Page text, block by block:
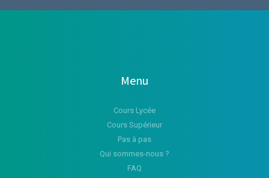
Menu
Cours Lycée
Cours Supérieur
Pas à pas
Qui sommes-nous ?
FAQ